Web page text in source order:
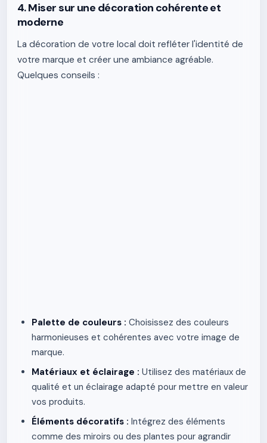
4. Miser sur une décoration cohérente et
moderne
La décoration de votre local doit refléter l'identité de
votre marque et créer une ambiance agréable.
Quelques conseils :
Palette de couleurs : Choisissez des couleurs
harmonieuses et cohérentes avec votre image de
marque.
Matériaux et éclairage : Utilisez des matériaux de
qualité et un éclairage adapté pour mettre en valeur
vos produits.
Éléments décoratifs : Intégrez des éléments
comme des miroirs ou des plantes pour agrandir